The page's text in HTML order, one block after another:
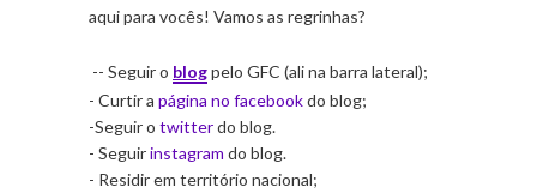
aqui para vocês! Vamos as regrinhas?
-- Seguir o blogpelo GFC (ali na barra lateral);
- Curtir a página no facebookdo blog;
-Seguir o twitterdo blog.
- Seguirinstagram do blog.
- Residir em território nacional;